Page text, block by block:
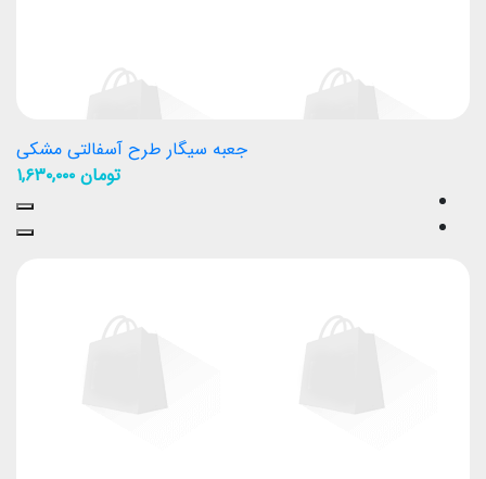
جعبه سیگار طرح آسفالتی مشکی
تومان